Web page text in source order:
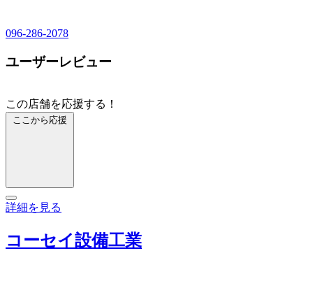
096-286-2078
ユーザーレビュー
この店舗を応援する！
ここから応援
詳細を見る
コーセイ設備工業